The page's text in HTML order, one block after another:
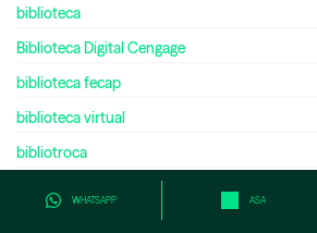
WHATSAPP ASA
biblioteca
Biblioteca Digital Cengage
biblioteca fecap
biblioteca virtual
bibliotroca